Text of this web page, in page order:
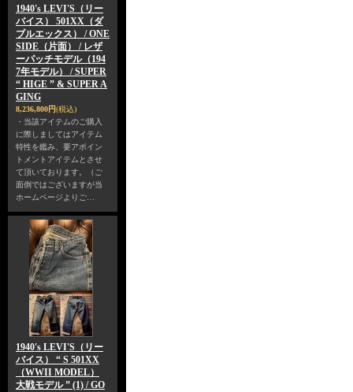
1940's LEVI'S（リー
バイス） 501XX（ダ
ブルエックス） / ONE
SIDE（片面） / レザ
ーパッチモデル（194
7年モデル） / SUPER
“ HIGE ” & SUPER A
GING
8,236,800円(税込)
・当該アイテムのご購入
に際しましてはアイテム
特性を鑑み、要アポイン
トメントアイテムとさせ
て頂いております。（ご
面倒ではございますが当
ホームページよりご…
1940's LEVI'S（リー
バイス） “ S 501XX
（WWII MODEL）
大戦モデル ” (1) / GO